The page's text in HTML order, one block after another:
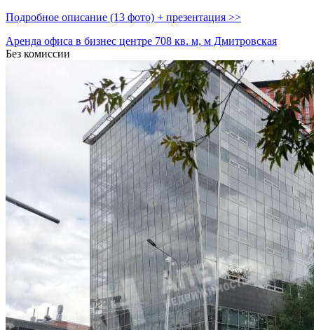
Подробное описание (13 фото) + презентация >>
Аренда офиса в бизнес центре 708 кв. м, м Дмитровская
Без комиссии